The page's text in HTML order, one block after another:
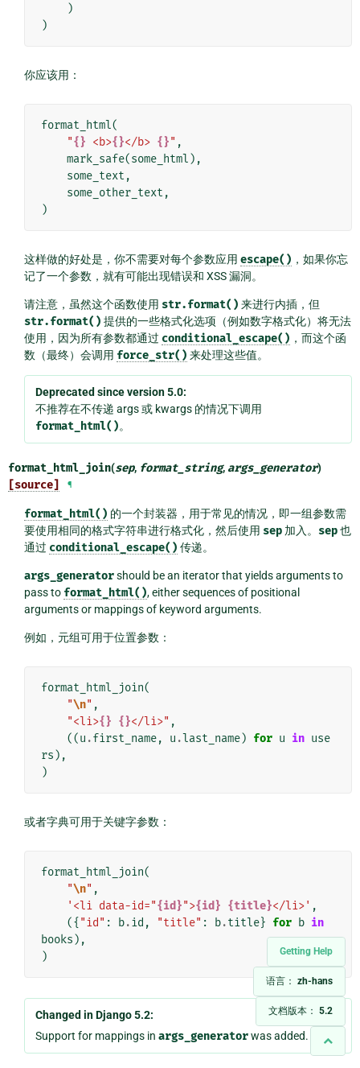
Getting Help
语言： zh-hans
文档版本： 5.2
)
)
你应该用：
format_html(
"{} <b>{}</b> {}" ,
mark_safe(some_html ),
some_text ,
some_other_text ,
)
这样做的好处是，你不需要对每个参数应用 escape() ，如果你忘
记了一个参数，就有可能出现错误和 XSS 漏洞。
请注意，虽然这个函数使用 str.format() 来进行内插，但
str.format() 提供的一些格式化选项（例如数字格式化）将无法
使用，因为所有参数都通过 conditional_escape() ，而这个函
数（最终）会调用 force_str() 来处理这些值。
Deprecated since version 5.0:
不推荐在不传递 args 或 kwargs 的情况下调用
format_html()。
format_html_join(sep, format_string, args_generator)
[source] ¶
format_html() 的一个封装器，用于常见的情况，即一组参数需
要使用相同的格式字符串进行格式化，然后使用 sep加入。 sep也
通过 conditional_escape() 传递。
args_generatorshould be an iterator that yields arguments to
pass to format_html(), either sequences of positional
arguments or mappings of keyword arguments.
例如，元组可用于位置参数：
format_html_join(
"\n" ,
"<li>{} {}</li>" ,
((u .first_name, u . last_name) for u in use
rs ),
)
或者字典可用于关键字参数：
format_html_join(
"\n" ,
'<li data-id="{id}">{id} {title}</li>' ,
({ "id" : b.id , "title" : b.title} for b in
books ),
)
Changed in Django 5.2:
Support for mappings in args_generatorwas added.